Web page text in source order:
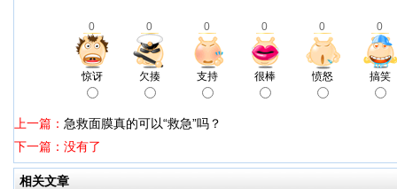
0 0 0 0 0 0
惊讶 欠揍 支持 很棒 愤怒 搞笑
上一篇： 急救面膜真的可以“救急”吗？
下一篇：没有了
相关文章